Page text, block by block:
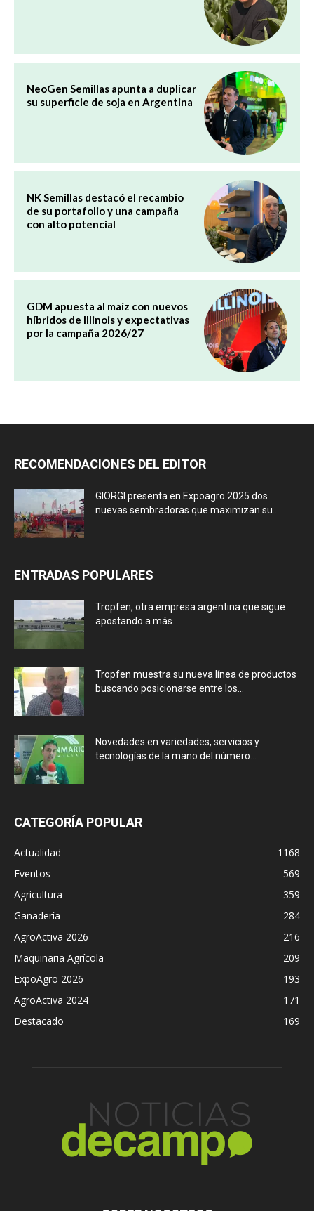
NeoGen Semillas apunta a duplicar
su superficie de soja en Argentina
NK Semillas destacó el recambio
de su portafolio y una campaña
con alto potencial
GDM apuesta al maíz con nuevos
híbridos de Illinois y expectativas
por la campaña 2026/27
RECOMENDACIONES DEL EDITOR
GIORGI presenta en Expoagro 2025 dos
nuevas sembradoras que maximizan su...
ENTRADAS POPULARES
Tropfen, otra empresa argentina que sigue
apostando a más.
Tropfen muestra su nueva línea de productos
buscando posicionarse entre los...
Novedades en variedades, servicios y
tecnologías de la mano del número...
CATEGORÍA POPULAR
Actualidad
1168
Eventos
569
Agricultura
359
Ganadería
284
AgroActiva 2026
216
Maquinaria Agrícola
209
ExpoAgro 2026
193
AgroActiva 2024
171
Destacado
169